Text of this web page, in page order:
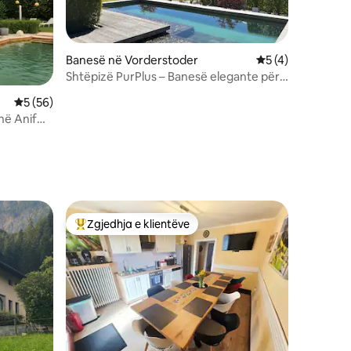
Vlerësimi mesatar 5 nga 5, 56 vlerësime
5 (56)
Anif
Banesë në Vorderstoder Vlerësimi
5 (4)
Shtëpizë PurPlus – Banesë elegante për
Më të mirat e zgjedhjeve të klientëve
Zgjedhja e klientëve